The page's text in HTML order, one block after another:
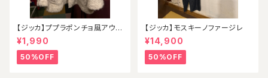
【ジッカ】ププラポンチョ風アウタ
ー
¥1,990
50%OFF
【ジッカ】モスキーノファージレ
¥14,900
50%OFF